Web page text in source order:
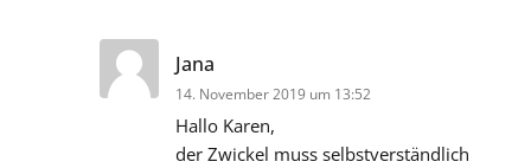
Jana
14. November 2019 um 13:52
Hallo Karen,
der Zwickel muss selbstverständlich